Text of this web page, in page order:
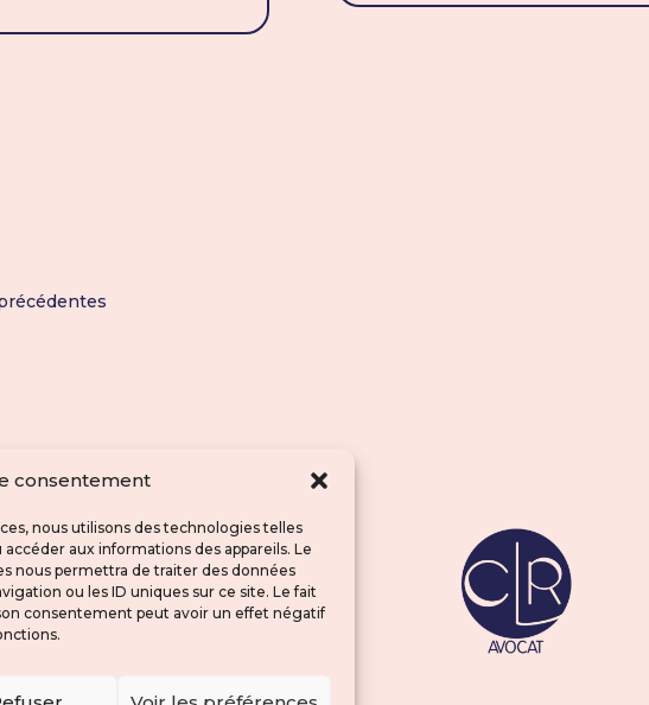
consentement
nous utilisons des technologies telles
aux informations des appareils. Le
nous permettra de traiter des données
ou les ID uniques sur ce site. Le fait
consentement peut avoir un effet négatif